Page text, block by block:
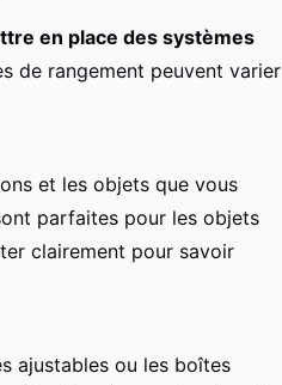
en place des systèmes
de rangement peuvent varier
et les objets que vous
parfaites pour les objets
clairement pour savoir
ajustables ou les boîtes